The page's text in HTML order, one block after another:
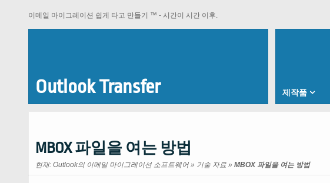
이메일 마이그레이션 쉽게 타고 만들기 ™ - 시간이 시간 이후.
Outlook Transfer 제작품
MBOX 파일을 여는 방법
현재: Outlook의 이메일 마이그레이션 소프트웨어 » 기술 자료 » MBOX 파일을 여는 방법